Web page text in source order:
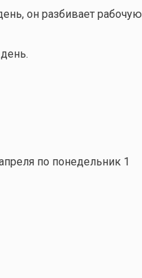
он разбивает рабочую
по понедельник 1